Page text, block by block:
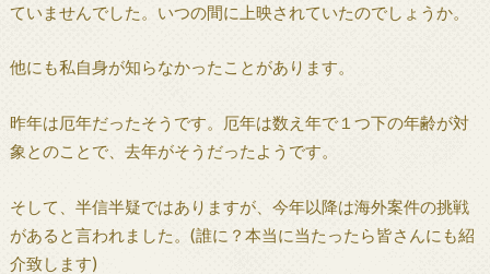
ていませんでした。いつの間に上映されていたのでしょうか。
他にも私自身が知らなかったことがあります。
昨年は厄年だったそうです。厄年は数え年で１つ下の年齢が対
象とのことで、去年がそうだったようです。
そして、半信半疑ではありますが、今年以降は海外案件の挑戦
があると言われました。(誰に？本当に当たったら皆さんにも紹
介致します)